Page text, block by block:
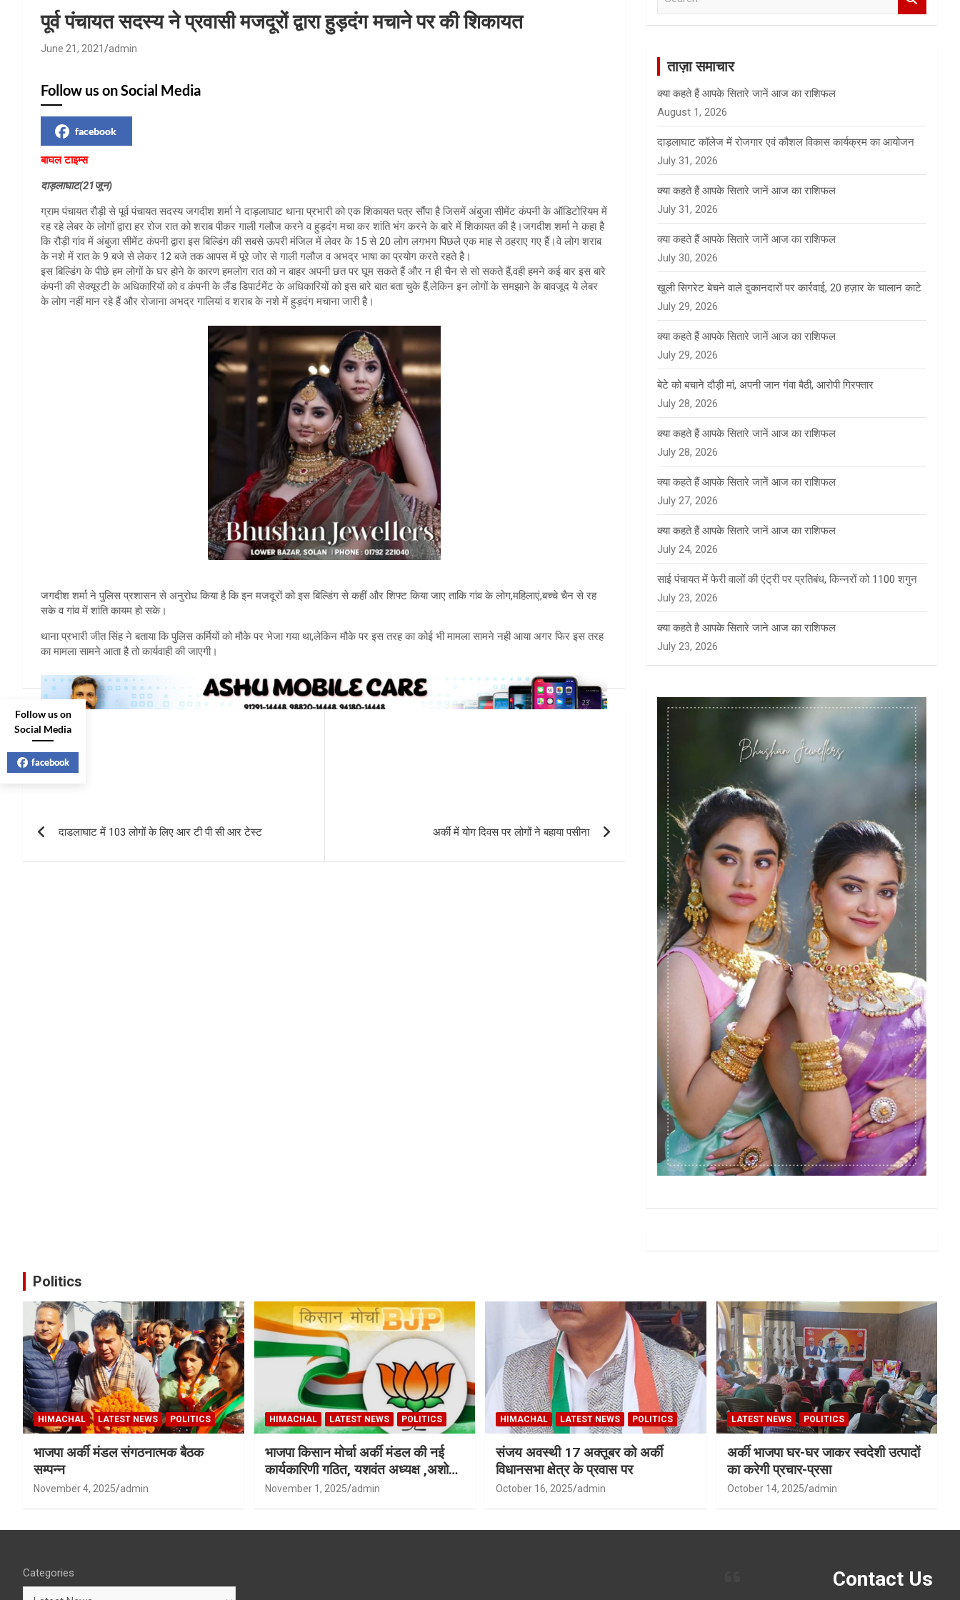
HP News.
पूर्व पंचायत सदस्य ने प्रवासी मजदूरों द्वारा हुड़दंग मचाने पर की शिकायत
June 21, 2021 admin
Follow us on Social Media
facebook
बाघल टाइम्स
दाड़लाघाट(21जून)
ग्राम पंचायत रौड़ी से पूर्व पंचायत सदस्य जगदीश शर्मा ने दाड़लाघाट थाना प्रभारी को एक शिकायत पत्र सौंपा है जिसमें अंबुजा सीमेंट कंपनी के ऑडिटोरियम में
रह रहे लेबर के लोगों द्वारा हर रोज रात को शराब पीकर गाली गलौज करने व हुड़दंग मचा कर शांति भंग करने के बारे में शिकायत की है।जगदीश शर्मा ने कहा है
कि रौड़ी गांव में अंबुजा सीमेंट कंपनी द्वारा इस बिल्डिंग की सबसे ऊपरी मंजिल में लेवर के 15 से 20 लोग लगभग पिछले एक माह से ठहराए गए हैं।वे लोग शराब
के नशे में रात के 9 बजे से लेकर 12 बजे तक आपस में पूरे जोर से गाली गलौज व अभद्र भाषा का प्रयोग करते रहते है।
इस बिल्डिंग के पीछे हम लोगों के घर होने के कारण हमलोग रात को न बाहर अपनी छत पर घूम सकते हैं और न ही चैन से सो सकते हैं,वही हमने कई बार इस बारे
कंपनी की सेक्यूरटी के अधिकारियों को व कंपनी के लैंड डिपार्टमेंट के अधिकारियों को इस बारे बात बता चुके हैं,लेकिन इन लोगों के समझाने के बावजूद ये लेबर
के लोग नहीं मान रहे हैं और रोजाना अभद्र गालियां व शराब के नशे में हुड़दंग मचाना जारी है।
जगदीश शर्मा ने पुलिस प्रशासन से अनुरोध किया है कि इन मजदूरों को इस बिल्डिंग से कहीं और शिफ्ट किया जाए ताकि गांव के लोग,महिलाएं,बच्चे चैन से रह
सके व गांव में शांति कायम हो सके।
थाना प्रभारी जीत सिंह ने बताया कि पुलिस कर्मियों को मौके पर भेजा गया था,लेकिन मौके पर इस तरह का कोई भी मामला सामने नही आया अगर फिर इस तरह
का मामला सामने आता है तो कार्यवाही की जाएगी।
Post
navigation
दाडलाघाट में 103 लोगों के लिए आर टी पी सी आर टेस्ट अर्की में योग दिवस पर लोगों ने बहाया पसीना
ताज़ा समाचार
क्या कहते हैं आपके सितारे जानें आज का राशिफल
August 1, 2026
दाड़लाघाट कॉलेज में रोजगार एवं कौशल विकास कार्यक्रम का आयोजन
July 31, 2026
क्या कहते हैं आपके सितारे जानें आज का राशिफल
July 31, 2026
क्या कहते हैं आपके सितारे जानें आज का राशिफल
July 30, 2026
खुली सिगरेट बेचने वाले दुकानदारों पर कार्रवाई, 20 हज़ार के चालान काटे
July 29, 2026
क्या कहते हैं आपके सितारे जानें आज का राशिफल
July 29, 2026
बेटे को बचाने दौड़ी मां, अपनी जान गंवा बैठी, आरोपी गिरफ्तार
July 28, 2026
क्या कहते हैं आपके सितारे जानें आज का राशिफल
July 28, 2026
क्या कहते हैं आपके सितारे जानें आज का राशिफल
July 27, 2026
क्या कहते हैं आपके सितारे जानें आज का राशिफल
July 24, 2026
साई पंचायत में फेरी वालों की एंट्री पर प्रतिबंध, किन्नरों को 1100 शगुन
July 23, 2026
क्या कहते है आपके सितारे जाने आज का राशिफल
July 23, 2026
Politics
HIMACHAL LATEST NEWS POLITICS
भाजपा अर्की मंडल संगठनात्मक बैठक
सम्पन्न
November 4, 2025 admin
HIMACHAL LATEST NEWS POLITICS
भाजपा किसान मोर्चा अर्की मंडल की नई
कार्यकारिणी गठित, यशवंत अध्यक्ष ,अशोक
शर्मा बने उपाध्यक्ष
November 1, 2025 admin
HIMACHAL LATEST NEWS POLITICS
संजय अवस्थी 17 अक्तूबर को अर्की
विधानसभा क्षेत्र के प्रवास पर
October 16, 2025 admin
LATEST NEWS POLITICS
अर्की भाजपा घर-घर जाकर स्वदेशी उत्पादों
का करेगी प्रचार-प्रसा
October 14, 2025 admin
Categories Contact Us
Follow us on
Social Media
facebook